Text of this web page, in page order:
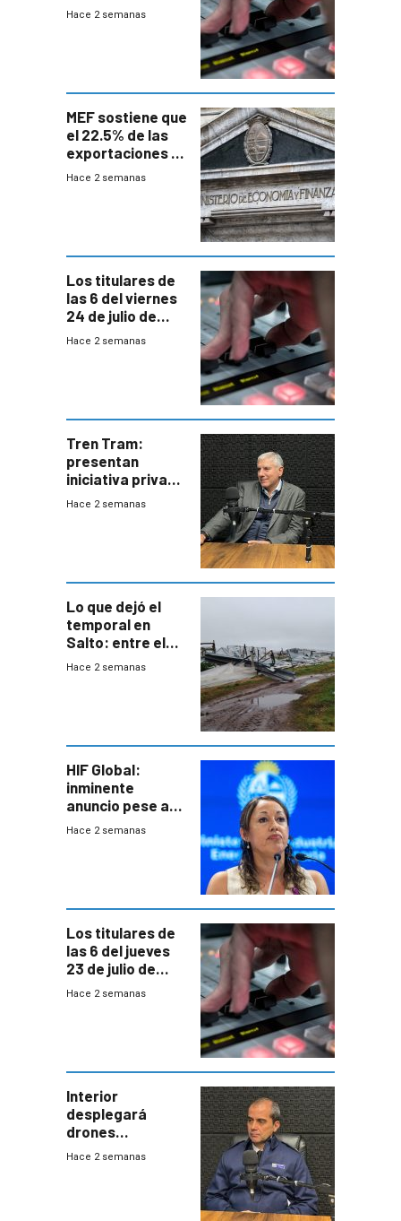
Hace 2 semanas
MEF sostiene que
el 22.5% de las
exportaciones a
EE.UU se verán
Hace 2 semanas
Los titulares de
las 6 del viernes
24 de julio de
2026
Hace 2 semanas
Tren Tram:
presentan
iniciativa privada
para una red de
Hace 2 semanas
Lo que dejó el
temporal en
Salto: entre el
impacto
Hace 2 semanas
HIF Global:
inminente
anuncio pese a
declaración de
gobierno
Hace 2 semanas
Los titulares de
las 6 del jueves
23 de julio de
2026
Hace 2 semanas
Interior
desplegará
drones
autónomos para
Hace 2 semanas